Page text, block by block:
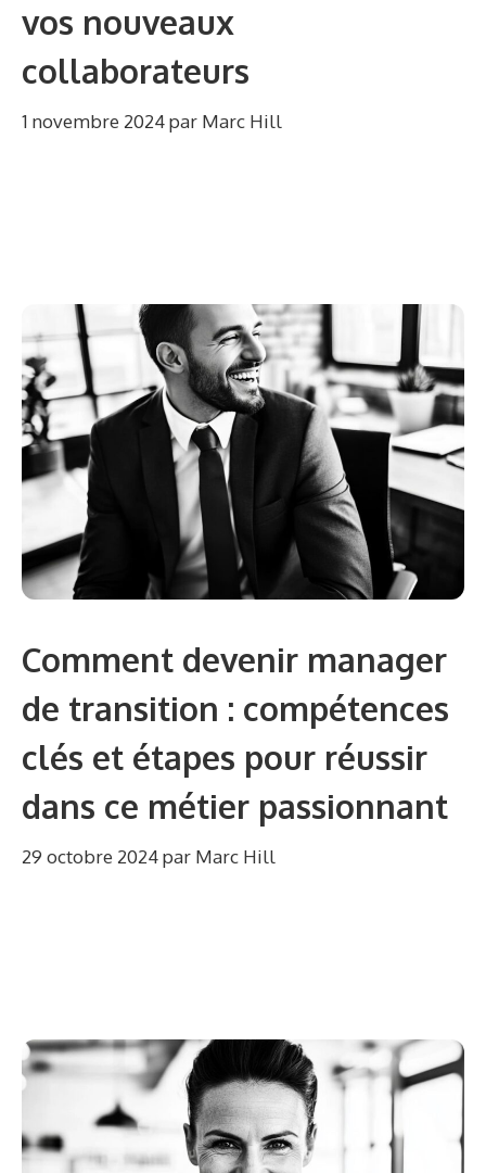
vos nouveaux
collaborateurs
1 novembre 2024par Marc Hill
Comment devenir manager
de transition : compétences
clés et étapes pour réussir
dans ce métier passionnant
29 octobre 2024par Marc Hill